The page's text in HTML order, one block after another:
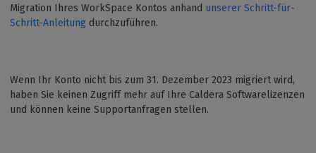
Migration Ihres WorkSpace Kontos anhand unserer Schritt-für-
Schritt-Anleitung durchzuführen.
Wenn Ihr Konto nicht bis zum 31. Dezember 2023 migriert wird,
haben Sie keinen Zugriff mehr auf Ihre Caldera Softwarelizenzen
und können keine Supportanfragen stellen.